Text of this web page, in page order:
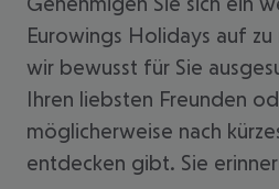
Eurowings Holidays auf
wir bewusst für Sie
Ihren liebsten Freunden
möglicherweise nach
entdecken gibt. Sie